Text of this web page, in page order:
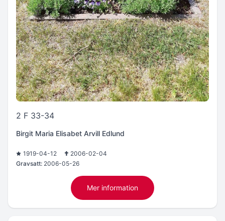
2 F 33-34
Birgit Maria Elisabet Arvill Edlund
1919-04-12
2006-02-04
Gravsatt: 2006-05-26
Mer information